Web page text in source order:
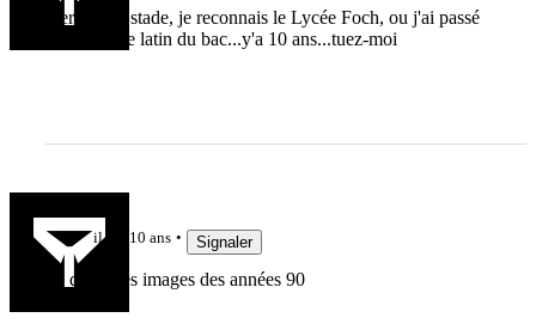
Derrière le stade, je reconnais le Lycée Foch, ou j'ai passé
mon oral de latin du bac...y'a 10 ans...tuez-moi
il y a 10 ans Signaler
on dirait des images des années 90